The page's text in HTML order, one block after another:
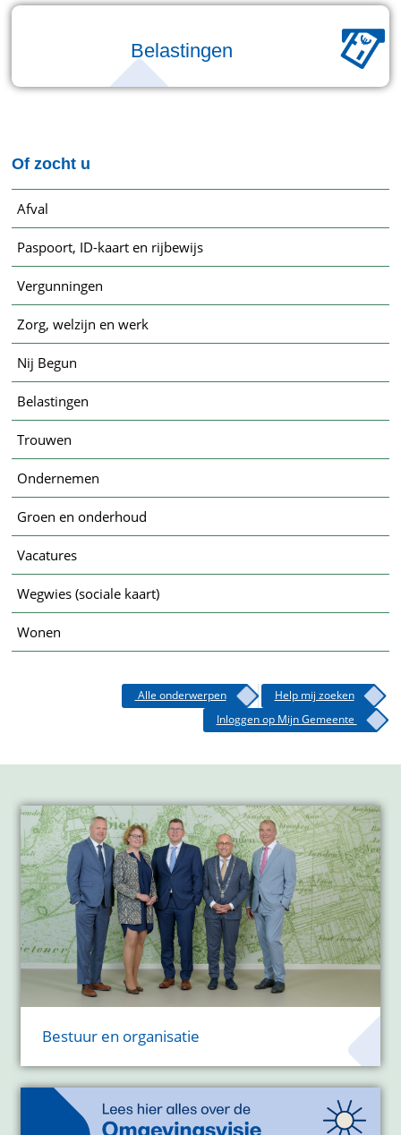
Belastingen
Of zocht u
Afval
Paspoort, ID-kaart en rijbewijs
Vergunningen
Zorg, welzijn en werk
Nij Begun
Belastingen
Trouwen
Ondernemen
Groen en onderhoud
Vacatures
Wegwies (sociale kaart)
Wonen
Alle onderwerpen
Help mij zoeken
Inloggen op Mijn Gemeente
Bestuur en organisatie